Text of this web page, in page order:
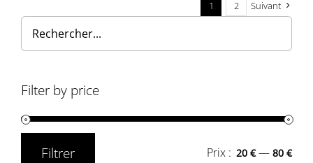
1 2 Suivant
Filter by price
Filtrer Prix : 20 €—80 €